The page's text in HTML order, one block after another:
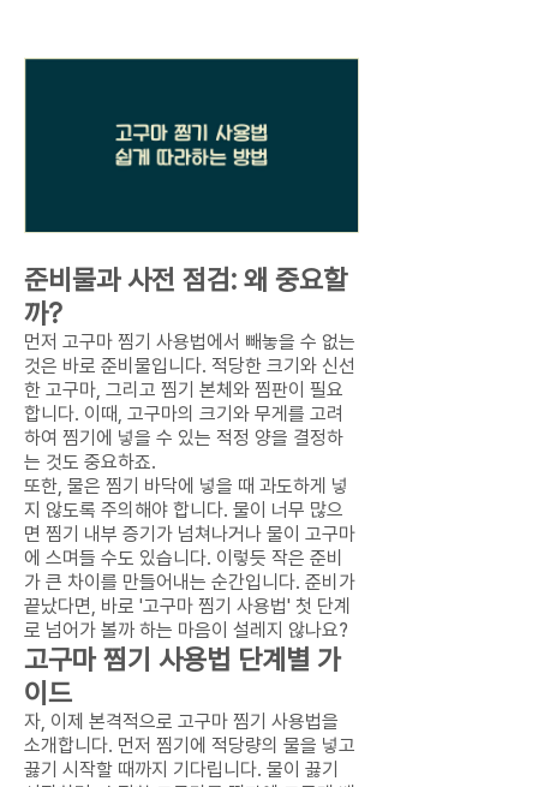
준비물과 사전 점검: 왜 중요할
까?
먼저 고구마 찜기 사용법에서 빼놓을 수 없는
것은 바로 준비물입니다. 적당한 크기와 신선
한 고구마, 그리고 찜기 본체와 찜판이 필요
합니다. 이때, 고구마의 크기와 무게를 고려
하여 찜기에 넣을 수 있는 적정 양을 결정하
는 것도 중요하죠.
또한, 물은 찜기 바닥에 넣을 때 과도하게 넣
지 않도록 주의해야 합니다. 물이 너무 많으
면 찜기 내부 증기가 넘쳐나거나 물이 고구마
에 스며들 수도 있습니다. 이렇듯 작은 준비
가 큰 차이를 만들어내는 순간입니다. 준비가
끝났다면, 바로 '고구마 찜기 사용법' 첫 단계
로 넘어가 볼까 하는 마음이 설레지 않나요?
고구마 찜기 사용법 단계별 가
이드
자, 이제 본격적으로 고구마 찜기 사용법을
소개합니다. 먼저 찜기에 적당량의 물을 넣고
끓기 시작할 때까지 기다립니다. 물이 끓기